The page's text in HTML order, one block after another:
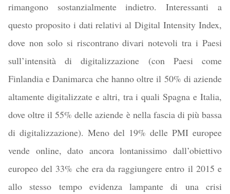
rimangono sostanzialmente indietro. Interessanti a
questo proposito i dati relativi al Digital Intensity Index,
dove non solo si riscontrano divari notevoli tra i Paesi
sull’intensità di digitalizzazione (con Paesi come
Finlandia e Danimarca che hanno oltre il 50% di aziende
altamente digitalizzate e altri, tra i quali Spagna e Italia,
dove oltre il 55% delle aziende è nella fascia di più bassa
di digitalizzazione). Meno del 19% delle PMI europee
vende online, dato ancora lontanissimo dall’obiettivo
europeo del 33% che era da raggiungere entro il 2015 e
allo stesso tempo evidenza lampante di una crisi